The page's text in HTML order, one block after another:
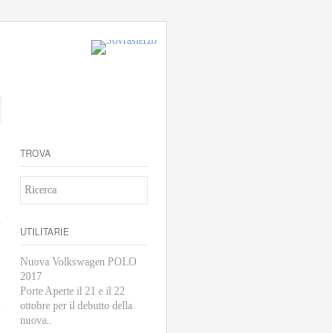
TROVA
UTILITARIE
Nuova Volkswagen POLO
2017
Porte Aperte il 21 e il 22
ottobre per il debutto della
nuova..